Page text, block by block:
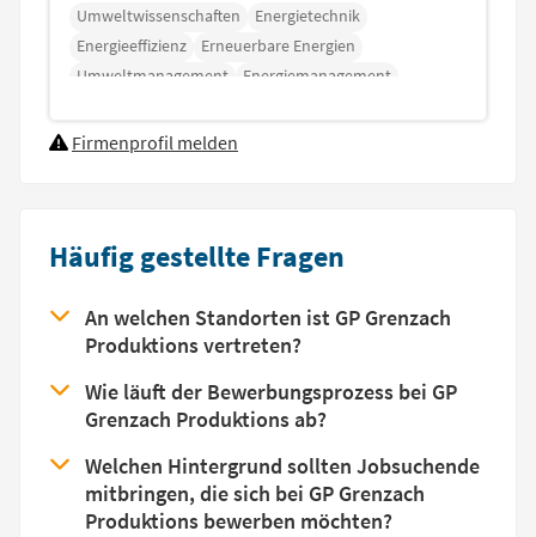
Umweltwissenschaften
Energietechnik
Energieeffizienz
Erneuerbare Energien
Umweltmanagement
Energiemanagement
Firmenprofil melden
Häufig gestellte Fragen
An welchen Standorten ist GP Grenzach
Produktions vertreten?
Wie läuft der Bewerbungsprozess bei GP
Grenzach Produktions ab?
Welchen Hintergrund sollten Jobsuchende
mitbringen, die sich bei GP Grenzach
Produktions bewerben möchten?